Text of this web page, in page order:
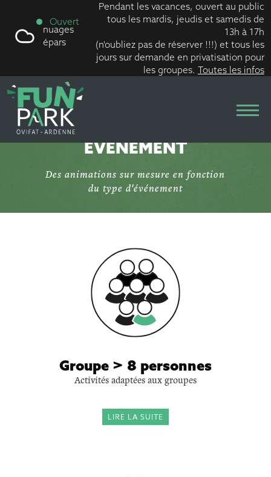
content
nuages
épars
Ouvert
Pendant les vacances, ouvert au public
tous les mardis, jeudis et samedis de
13h à 17h
(n'oubliez pas de réserver !!!) et tous les
jours sur demande en privatisation pour
les groupes. Toutes les infos
ORGANISEZ
ÉVÉNEMENT
Des animations sur mesure en fonction
du type d'événement
Groupe > 8 personnes
Activités adaptées aux groupes
LIRE LA SUITE